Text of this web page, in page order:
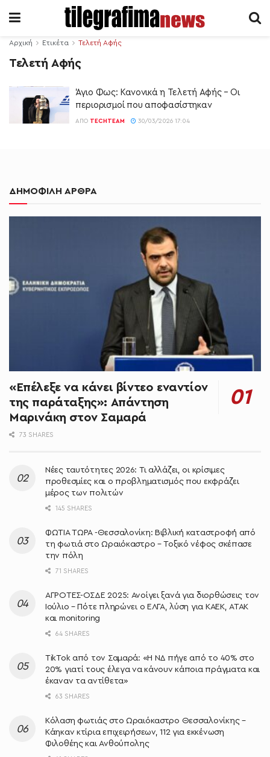
Αρχική Ετικέτα Τελετή Αφής
Τελετή Αφής
Άγιο Φως: Κανονικά η Τελετή Αφής – Οι
περιορισμοί που αποφασίστηκαν
ΑΠΌ TECHTEAM 30/03/2026 17:04
ΔΗΜΟΦΙΛΗ ΑΡΘΡΑ
«Επέλεξε να κάνει βίντεο εναντίον
της παράταξης»: Απάντηση
Μαρινάκη στον Σαμαρά
73 SHARES
Νέες ταυτότητες 2026: Τι αλλάζει, οι κρίσιμες
προθεσμίες και ο προβληματισμός που εκφράζει
μέρος των πολιτών
145 SHARES
ΦΩΤΙΑ ΤΩΡΑ -Θεσσαλονίκη: Βιβλική καταστροφή από
τη φωτιά στο Ωραιόκαστρο – Τοξικό νέφος σκέπασε
την πόλη
71 SHARES
ΑΓΡΟΤΕΣ-ΟΣΔΕ 2025: Ανοίγει ξανά για διορθώσεις τον
Ιούλιο – Πότε πληρώνει ο ΕΛΓΑ, λύση για ΚΑΕΚ, ΑΤΑΚ
και monitoring
64 SHARES
TikTok από τον Σαμαρά: «Η ΝΔ πήγε από το 40% στο
20% γιατί τους έλεγα να κάνουν κάποια πράγματα και
έκαναν τα αντίθετα»
63 SHARES
Κόλαση φωτιάς στο Ωραιόκαστρο Θεσσαλονίκης –
Κάηκαν κτίρια επιχειρήσεων, 112 για εκκένωση
Φιλοθέης και Ανθούπολης